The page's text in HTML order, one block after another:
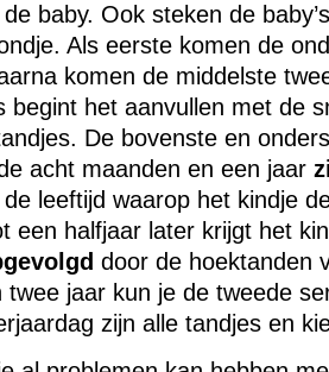
baby. Ook steken de
Als eerste komen de
komen de middelste
begint het aanvullen met de
De bovenste en
acht maanden en een jaar
leeftijd waarop het kindje
een halfjaar later krijgt het
door de hoektanden
twee jaar kun je de tweede
zijn alle tandjes en